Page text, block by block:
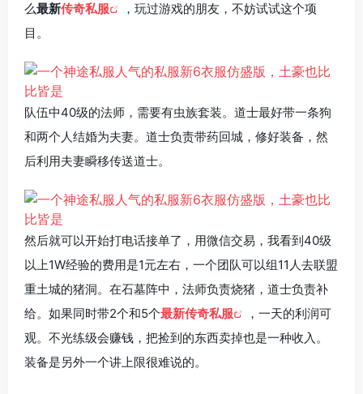
么最新传奇私服
，玩过游戏的朋友，不妨试试这个项
目。
队伍中40级的法师，需要有虫族套装。道士最好带一条狗
和两个人结婚为夫妻。道士负责带药回城，修好装备，然
后利用夫妻瞬移传送道士。
然后就可以开始打电话接单了，用微信交易，我看到40级
以上1W经验的费用是1元左右，一个团队可以组11人去联盟
重土城的猪洞。在石墓阵中，法师负责烧猪，道士负责补
给。如果同时带2个和5个最新传奇私服
，一天的利润可
观。不光练级会赚钱，把捡到的东西卖掉也是一种收入。
装备是另外一个讲上限很难说的。